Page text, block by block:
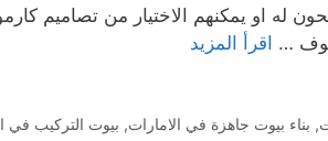
له او يمكنهم الاختيار من تصاميم
… اقرأ المزيد
, بناء بيوت جاهزة في الامارات, بيوت التركيب في